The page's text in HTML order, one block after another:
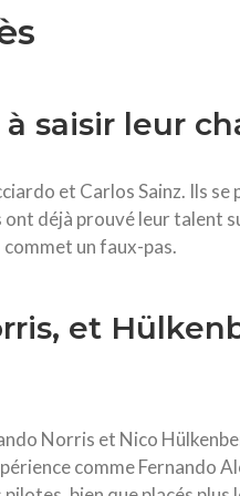
saisir leur
et Carlos Sainz. Ils
déjà prouvé leur talent
un faux-pas.
et
Norris et Nico
comme Fernando